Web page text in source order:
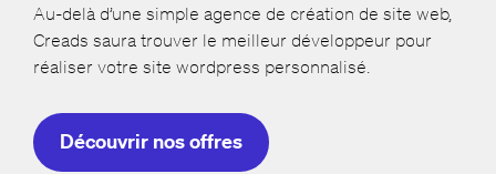
Au-delà d’une simple agence de création de site web,
Creads saura trouver le meilleur développeur pour
réaliser votre site wordpress personnalisé.
Découvrir nos offres